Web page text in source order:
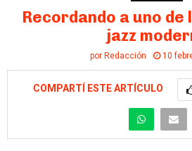
Recordando a uno de
jazz
por Redacción 10
COMPARTÍ ESTE ARTÍCULO